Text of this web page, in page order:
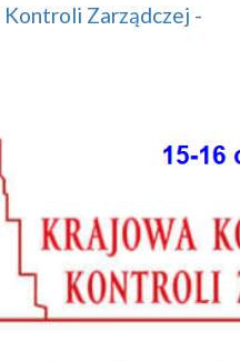
Zarządczej -